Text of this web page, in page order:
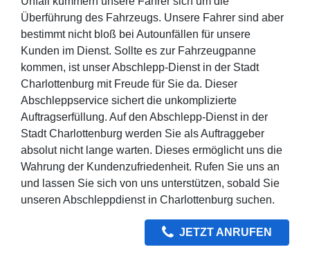
Überführung des Fahrzeugs. Unsere Fahrer sind aber
bestimmt nicht bloß bei Autounfällen für unsere
Kunden im Dienst. Sollte es zur Fahrzeugpanne
kommen, ist unser Abschlepp-Dienst in der Stadt
Charlottenburg mit Freude für Sie da. Dieser
Abschleppservice sichert die unkomplizierte
Auftragserfüllung. Auf den Abschlepp-Dienst in der
Stadt Charlottenburg werden Sie als Auftraggeber
absolut nicht lange warten. Dieses ermöglicht uns die
Wahrung der Kundenzufriedenheit. Rufen Sie uns an
und lassen Sie sich von uns unterstützen, sobald Sie
unseren Abschleppdienst in Charlottenburg suchen.
JETZT ANRUFEN